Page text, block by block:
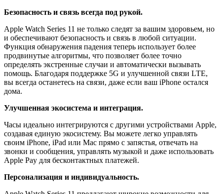
Безопасность и связь всегда под рукой.
Apple Watch Series 11 не только следят за вашим здоровьем, но
и обеспечивают безопасность и связь в любой ситуации.
Функция обнаружения падения теперь использует более
продвинутые алгоритмы, что позволяет более точно
определять экстренные случаи и автоматически вызывать
помощь. Благодаря поддержке 5G и улучшенной связи LTE,
вы всегда останетесь на связи, даже если ваш iPhone остался
дома.
Улучшенная экосистема и интеграция.
Часы идеально интегрируются с другими устройствами Apple,
создавая единую экосистему. Вы можете легко управлять
своим iPhone, iPad или Mac прямо с запястья, отвечать на
звонки и сообщения, управлять музыкой и даже использовать
Apple Pay для бесконтактных платежей.
Персонализация и индивидуальность.